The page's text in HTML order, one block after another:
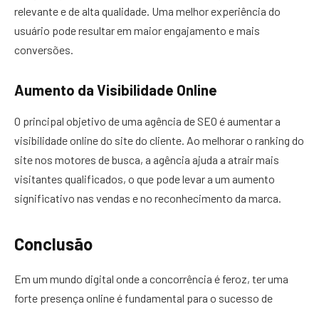
relevante e de alta qualidade. Uma melhor experiência do
usuário pode resultar em maior engajamento e mais
conversões.
Aumento da Visibilidade Online
O principal objetivo de uma agência de SEO é aumentar a
visibilidade online do site do cliente. Ao melhorar o ranking do
site nos motores de busca, a agência ajuda a atrair mais
visitantes qualificados, o que pode levar a um aumento
significativo nas vendas e no reconhecimento da marca.
Conclusão
Em um mundo digital onde a concorrência é feroz, ter uma
forte presença online é fundamental para o sucesso de